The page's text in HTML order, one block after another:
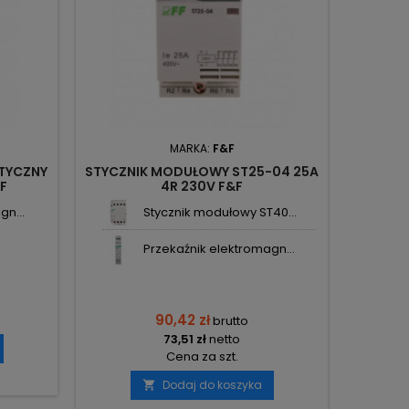
MARKA: F&F
STYCZNIK MODUŁOWY ST25-04 25A
4R 230V F&F
Stycznik modułowy ST40...
Przekaźnik elektromagn...
90,42 złbrutto
73,51 złnetto
Cena za szt.
 Dodaj do koszyka